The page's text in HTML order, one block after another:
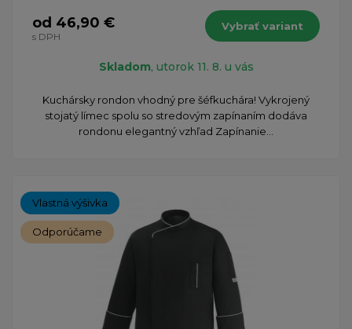
od 46,90 €
s DPH
Vybrať variant
Skladom, utorok 11. 8. u vás
​Kuchársky rondon vhodný pre šéfkuchára! Vykrojený
stojatý límec spolu so stredovým zapínaním dodáva
rondonu elegantný vzhľad Zapínanie...
Vlastná výšivka
Odporúčame